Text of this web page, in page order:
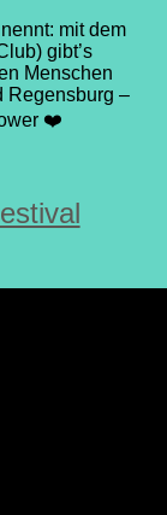
mit dem
gibt’s
Menschen
Regensburg –
❤️